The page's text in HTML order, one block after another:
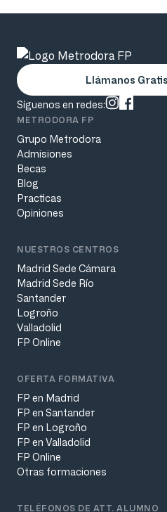
Llámanos
Síguenos en redes:
METRODORA FP
Grupo Metrodora
Admisiones
Becas
Blog
Practicas
Opiniones
NUESTROS CENTROS
Madrid Sede Cámara
Madrid Sede Río
Santander
Logroño
Valladolid
FP Online
OFERTA FORMATIVA
FP en Madrid
FP en Santander
FP en Logroño
FP en Valladolid
FP Online
Otras formaciones
TELÉFONOS DE ATT. ALUMNO